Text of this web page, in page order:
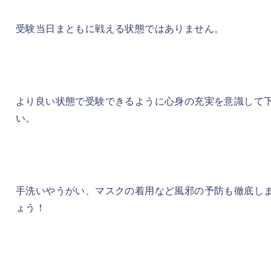
受験当日まともに戦える状態ではありません。
より良い状態で受験できるように心身の充実を意識して
い。
手洗いやうがい、マスクの着用など風邪の予防も徹底し
ょう！